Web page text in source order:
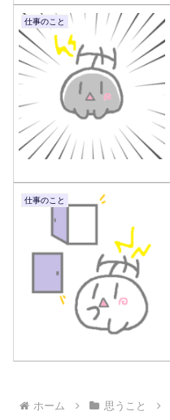
仕事のこと
仕事のこと
ホーム 思うこと